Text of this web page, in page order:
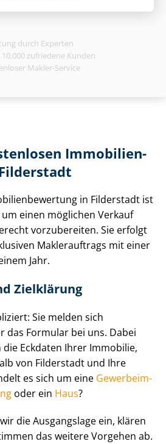
durch Experten
10.000 zufriedene Kunden
Makler-Service
Im­mo­bi­li­en­
in Filderstadt ist
einen möglichen Verkauf
vorzubereiten. Sie erfolgt
Maklerauftrags mit einer
Jahr.
Zielklärung
Sie melden sich
das Formular bei uns. Dabei
Eckdaten Ihrer Immobilie,
von Filderstadt und Ihre
es sich um eine Ge­wer­be­im­
oder ein Haus?
die Ausgangslage ein, klären
das weitere Vorgehen ab.